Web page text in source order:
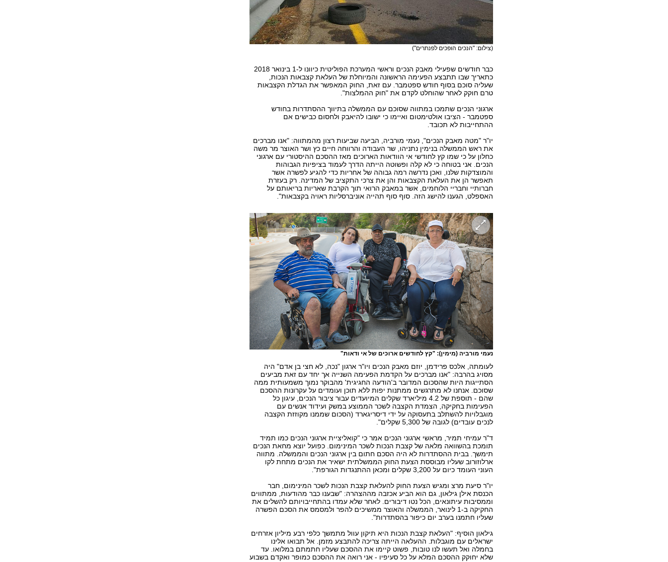
(צילום: "הנכים הופכים לפנתרים")
כבר חודשים שפעילי מאבק הנכים וראשי המערכת הפוליטית כיוונו ל-1 בינואר 2018
כתאריך שבו תתבצע הפעימה הראשונה והמיוחלת של העלאת קצבאות הנכות,
שעליה סוכם בסוף חודש ספטמבר. עם זאת, החוק המאפשר את הגדלת הקצבאות
טרם חוקק לאחר שהוחלט לקדם את "חוק ההמלצות".
ארגוני הנכים שתמכו במתווה שסוכם עם הממשלה בתיווך ההסתדרות בחודש
ספטמבר - הציבו אולטימטום ואיימו כי ישובו להיאבק ולחסום כבישים אם
ההתחייבות לא תכובד.
יו"ר "מטה מאבק הנכים", נעמי מורביה, הביעה שביעות רצון מהמתווה: "אנו מברכים
את ראש הממשלה בנימין נתניהו, שר העבודה והרווחה חיים כץ ושר האוצר מר משה
כחלון על כי שמו קץ לחודשי אי הוודאות הארוכים מאז ההסכם ההיסטורי עם ארגוני
הנכים. אני בטוחה כי לא קלה ופשוטה הייתה הדרך לעמוד בציפיות הגבוהות
והמוצדקות שלנו, ואכן נדרשה רמה גבוהה של אחריות כדי להגיע לפשרה אשר
תאפשר הן את העלאת הקצבאות והן את צרכי התקציב של המדינה. רק בעזרת
חברותיי וחבריי הלוחמים, אשר במאבק הרואי תוך הקרבת שאריות בריאותם על
האספלט, הגענו להישג הזה. סוף סוף תהייה אוניברסליות ראויה בקצבאות".
נעמי מורביה (מימין): "קץ לחודשים ארוכים של אי ודאות"
לעומתה, אלכס פרידמן, יוזם מאבק הנכים ויו"ר ארגון "נכה, לא חצי בן אדם" היה
מסויג בהרבה: "אנו מברכים על הקדמת הפעימה השנייה אך יחד עם זאת מביעים
הסתייגות היות שהסכום המדובר ב'הודעה החגיגית' מהבוקר נמוך משמעותית ממה
שסוכם. אנחנו לא מתרגשים ממתנות יפות ללא תוכן ועומדים על עקרונות ההסכם
שהם - תוספת של 4.2 מיליארד שקלים המיועדים עבור ציבור הנכים, עיגון כל
הפעימות בחקיקה, הצמדת הקצבה לשכר הממוצע במשק ועידוד אנשים עם
מוגבלויות להשתלב בתעסוקה על ידי דיסריגארד (הסכום שממנו מקוזזת הקצבה
לנכים עובדים) לגובה של 5,300 שקלים".
ד"ר עמיחי תמיר, מראשי ארגוני הנכים אמר כי "קואליציית ארגוני הנכים כמו תמיד
תומכת בהשוואה מלאה של קצבת הנכות לשכר המינימום. כפועל יוצא מחאת הנכים
תימשך. בבית ההסתדרות לא היה הסכם חתום בין ארגוני הנכים והממשלה. מתווה
ארלוזורוב שעליו מבוססת הצעת החוק הממשלתית ישאיר את הנכים מתחת לקו
העוני העומד כיום על 3,200 שקלים ומכאן ההתנגדות הגורפת".
יו"ר סיעת מרצ ומגיש הצעת החוק להעלאת קצבת הנכות לשכר המינימום, חבר
הכנסת אילן גילאון, גם הוא הביע אכזבה מההצהרה: "שבענו כבר מהודעות, ממתווים
וממסיבות עיתונאים, הכל נטו דיבורים. לאחר שלא עמדו בהתחייבויותם להשלים את
החקיקה ב-1 לינואר, הממשלה והאוצר ממשיכים להפר ולמסמס את הסכם הפשרה
שעליו חתמנו בערב יום כיפור בהסתדרות".
גילאון הוסיף: "העלאת קצבת הנכות היא תיקון עוול מתמשך כלפי רבע מיליון אזרחים
ישראלים עם מוגבלות. ההעלאה הייתה צריכה להתבצע מזמן. אל תבואו אלינו
בחמלה ואל תעשו לנו טובות, פשוט קיימו את ההסכם שעליו חתמתם במלואו. עד
שלא יחוקק ההסכם המלא על כל סעיפיו - אני רואה את ההסכם כמופר ואקדם בשבוע